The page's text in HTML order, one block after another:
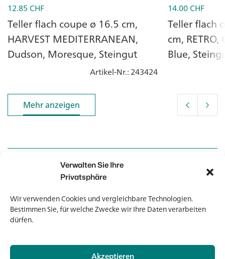
Verwalten Sie Ihre
Privatsphäre
Wir verwenden Cookies und vergleichbare Technologien.
Bestimmen Sie, für welche Zwecke wir Ihre Daten verarbeiten
dürfen.
Akzeptieren
12.85 CHF
Teller flach coupe ø 16.5 cm,
HARVEST MEDITERRANEAN,
Dudson, Moresque, Steingut
Artikel-Nr.: 243424
14.00CHF
Teller flach
cm,
Blue,
Mehr anzeigen
Mehr anzeigen
Kontakt
Kontakt
Newsletter
Newsletter